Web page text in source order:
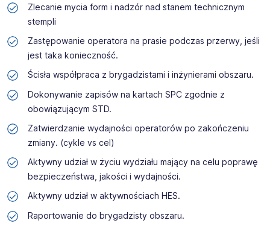
Zlecanie mycia form i nadzór nad stanem technicznym
stempli
Zastępowanie operatora na prasie podczas przerwy, jeśli
jest taka konieczność.
Ścisła współpraca z brygadzistami i inżynierami obszaru.
Dokonywanie zapisów na kartach SPC zgodnie z
obowiązującym STD.
Zatwierdzanie wydajności operatorów po zakończeniu
zmiany. (cykle vs cel)
Aktywny udział w życiu wydziału mający na celu poprawę
bezpieczeństwa, jakości i wydajności.
Aktywny udział w aktywnościach HES.
Raportowanie do brygadzisty obszaru.